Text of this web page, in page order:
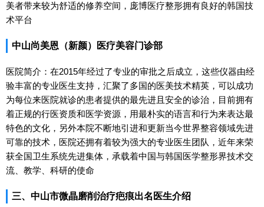
美者带来较为舒适的修养空间，庞博医疗整形拥有良好的韩国技
术平台
中山尚美恩（新颜）医疗美容门诊部
医院简介：在2015年经过了专业的审批之后成立，这些仪器由经
验丰富的专业医生支持，汇聚了多国的医美技术精英，可以成功
为每位来医院就诊的患者提供的最先进且安全的诊治，目前拥有
着正规的行医资质和医学资源，用最朴实的语言和行为来表达最
特色的文化，另外本院不断地引进和更新当今世界整容领域先进
可靠的技术，医院还拥有着较为强大的专业医生团队，近年来荣
获全国卫生系统先进集体，承载着中国与韩国医学整形界技术交
流、教学、科研的使命
三、中山市微晶磨削治疗疤痕出名医生介绍